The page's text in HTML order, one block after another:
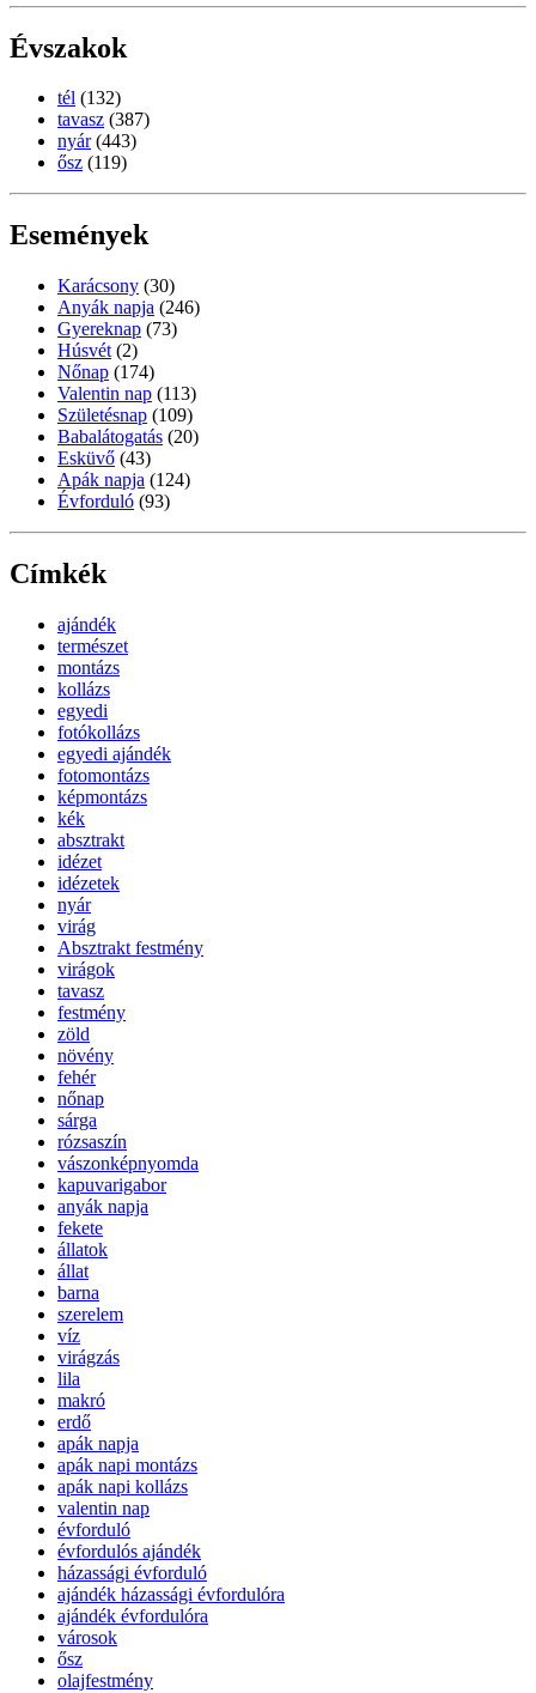
Évszakok
tél (132)
tavasz (387)
nyár (443)
ősz (119)
Események
Karácsony (30)
Anyák napja (246)
Gyereknap (73)
Húsvét (2)
Nőnap (174)
Valentin nap (113)
Születésnap (109)
Babalátogatás (20)
Esküvő (43)
Apák napja (124)
Évforduló (93)
Címkék
ajándék
természet
montázs
kollázs
egyedi
fotókollázs
egyedi ajándék
fotomontázs
képmontázs
kék
absztrakt
idézet
idézetek
nyár
virág
Absztrakt festmény
virágok
tavasz
festmény
zöld
növény
fehér
nőnap
sárga
rózsaszín
vászonképnyomda
kapuvarigabor
anyák napja
fekete
állatok
állat
barna
szerelem
víz
virágzás
lila
makró
erdő
apák napja
apák napi montázs
apák napi kollázs
valentin nap
évforduló
évfordulós ajándék
házassági évforduló
ajándék házassági évfordulóra
ajándék évfordulóra
városok
ősz
olajfestmény